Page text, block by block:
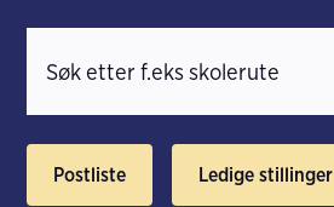
Postliste Ledige stillinger